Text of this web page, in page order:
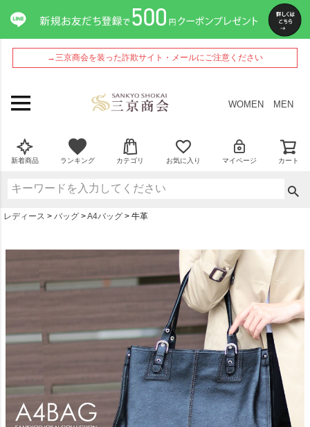
→三京商会を装った詐欺サイト・メールにご注意ください
WOMEN MEN
新着商品 ランキング カテゴリ お気に入り マイページ カート
レディース バッグ A4バッグ 牛革